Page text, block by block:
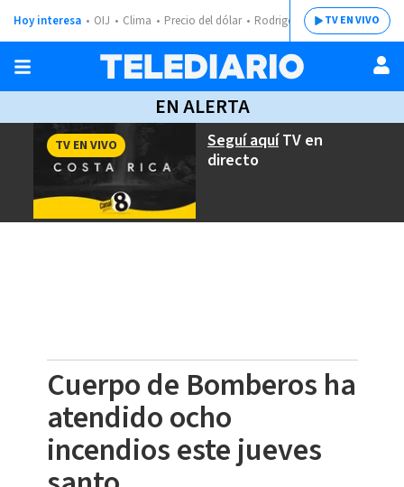
Hoy interesa OIJ Clima Precio del dólar Rodrigo ChavesTV EN VIVO
EN ALERTA
Seguí aquíTV en
directo
TV EN VIVO
Cuerpo de Bomberos ha
atendido ocho
incendios este jueves